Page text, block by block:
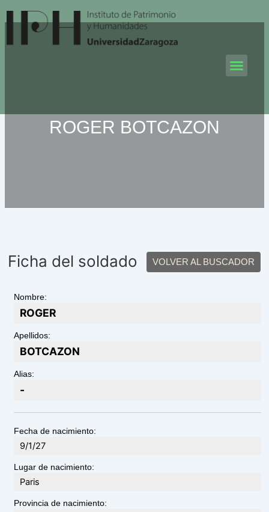
al
contenido
ROGER BOTCAZON
Ficha del soldado VOLVER AL BUSCADOR
Nombre:
ROGER
Apellidos:
BOTCAZON
Alias:
-
Fecha de nacimiento:
9/1/27
Lugar de nacimiento:
Paris
Provincia de nacimiento: